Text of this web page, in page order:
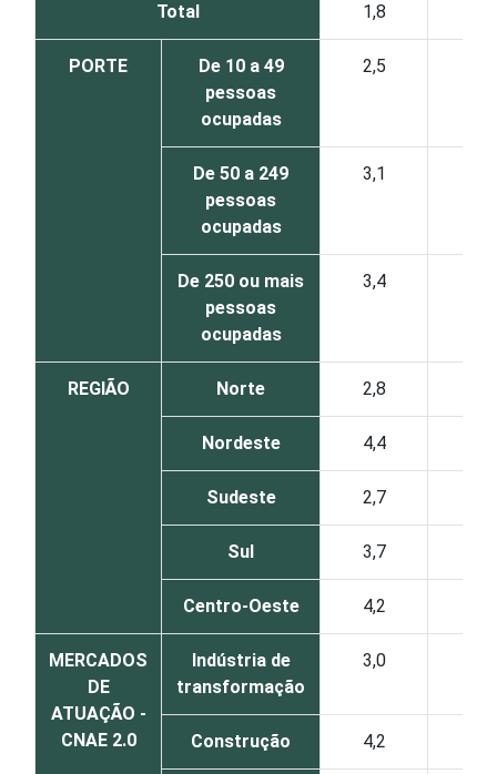
Total 1,8
PORTE
De 10 a 49
pessoas
ocupadas
2,5
De 50 a 249
pessoas
ocupadas
3,1
De 250 ou mais
pessoas
ocupadas
3,4
REGIÃO Norte 2,8
Nordeste 4,4
Sudeste 2,7
Sul 3,7
Centro-Oeste 4,2
MERCADOS
DE
ATUAÇÃO -
CNAE 2.0
Indústria de
transformação
3,0
Construção 4,2